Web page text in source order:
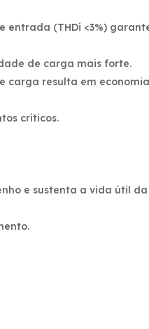
entrada (THDi <3%)
de carga mais forte.
carga resulta em
críticos.
e sustenta a vida útil da